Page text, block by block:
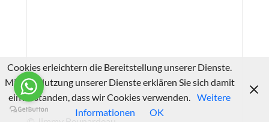
Cookies erleichtern die Bereitstellung unserer Dienste.
Mit der Nutzung unserer Dienste erklären Sie sich damit
einverstanden, dass wir Cookies verwenden. Weitere
Informationen
OK